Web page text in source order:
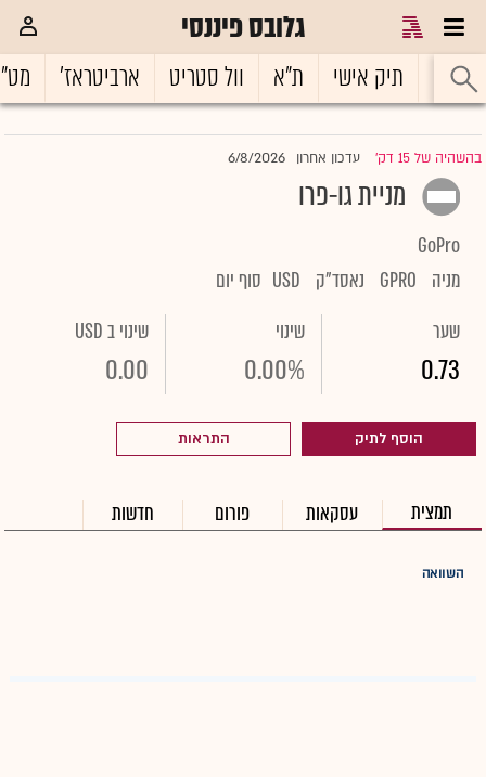
גלובס פיננסי
ראשי תיק אישי ת"א וול סטריט ארביטראז'
בהשהיה של 15 דק' |עדכון אחרון 6/8/2026
מניית גו-פרו
GoPro
מניה
GPRO נאסד"ק USD סוף יום
שער
0.73
שינוי
0.00%
שינוי ב USD
0.00
הוסף לתיק התראות
תמצית עסקאות פורום חדשות
השוואה